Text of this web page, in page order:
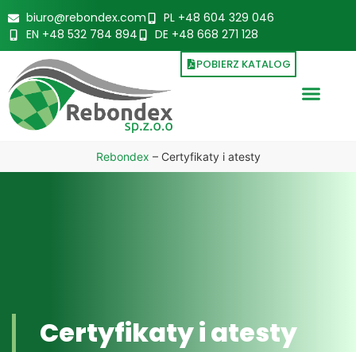
biuro@rebondex.com
PL +48 604 329 046
EN +48 532 784 894
DE +48 668 271 128
POBIERZ KATALOG
Rebondex – Certyfikaty i atesty
Certyfikaty i atesty